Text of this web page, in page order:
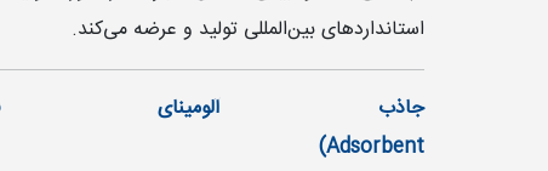
استانداردهای بین‌المللی تولید و عرضه می‌کند.
Adsorbent) AICSORB-DA10